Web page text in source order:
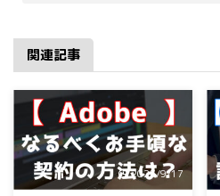
関連記事
2023/9/17